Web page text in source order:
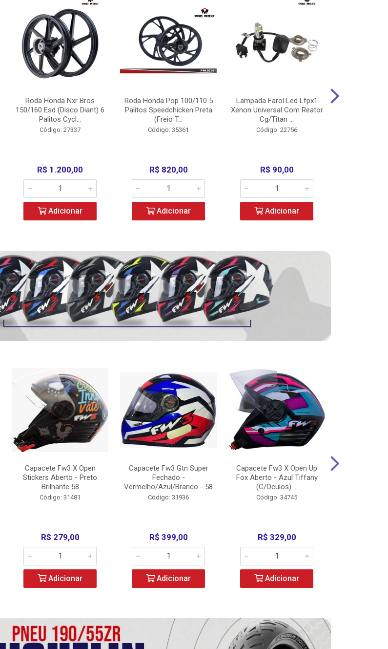
Roda Honda Nxr Bros
150/160 Esd (Disco Diant) 6
Palitos Cycl...
Código: 27337
R$ 1.200,00
Adicionar
Roda Honda Pop 100/110 5
Palitos Speedchicken Preta
(Freio T...
Código: 35361
R$ 820,00
Adicionar
Lampada Farol Led Lfpx1
Xenon Universal Com Reator
Cg/Titan ...
Código: 22756
R$ 90,00
Adicionar
Capacete Fw3 X Open
Stickers Aberto - Preto
Brilhante 58
Código: 31481
R$ 279,00
Adicionar
Capacete Fw3 Gtn Super
Fechado -
Vermelho/Azul/Branco - 58
Código: 31936
R$ 399,00
Adicionar
Capacete Fw3 X Open Up
Fox Aberto - Azul Tiffany
(C/Oculos) ...
Código: 34745
R$ 329,00
Adicionar